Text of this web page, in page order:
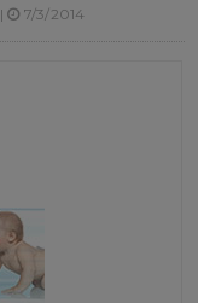
| 7/3/2014